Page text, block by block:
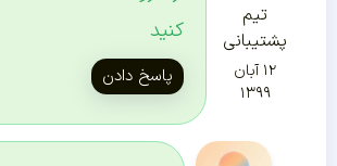
تیم
پشتیبانی
۱۲ آبان
۱۳۹۹
کنید
پاسخ دادن